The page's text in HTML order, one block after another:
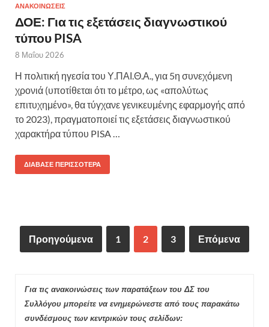
ΑΝΑΚΟΙΝΩΣΕΙΣ
ΔΟΕ: Για τις εξετάσεις διαγνωστικού
τύπου PISA
8 Μαΐου 2026
Η πολιτική ηγεσία του Υ.ΠΑΙ.Θ.Α., για 5η συνεχόμενη
χρονιά (υποτίθεται ότι το μέτρο, ως «απολύτως
επιτυχημένο», θα τύγχανε γενικευμένης εφαρμογής από
το 2023), πραγματοποιεί τις εξετάσεις διαγνωστικού
χαρακτήρα τύπου PISA …
ΔΙΆΒΑΣΕ ΠΕΡΙΣΣΌΤΕΡΑ
Προηγούμενα 1 2 3 Επόμενα
Για τις ανακοινώσεις των παρατάξεων του ΔΣ του
Συλλόγου μπορείτε να ενημερώνεστε από τους παρακάτω
συνδέσμους των κεντρικών τους σελίδων: